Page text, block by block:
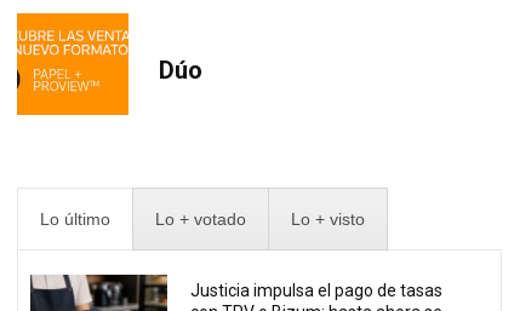
Dúo
Lo último Lo + votado Lo + visto
Justicia impulsa el pago de tasas